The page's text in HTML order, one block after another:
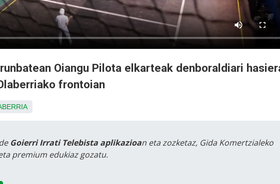
Oiangu Pilota elkarteak denboraldiari
frontoian
Goierri Irrati Telebista aplikazioan eta zozketaz, Gida Komertzialeko
premium edukiaz gozatu.